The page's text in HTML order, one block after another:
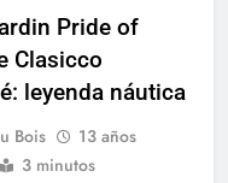
Pride of
Clasicco
leyenda náutica
Bois
13 años
3 minutos